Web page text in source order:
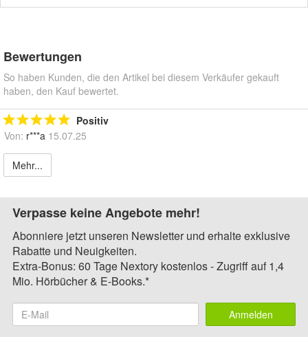
Bewertungen
So haben Kunden, die den Artikel bei diesem Verkäufer gekauft
haben, den Kauf bewertet.
Positiv
Von: r***a 15.07.25
Mehr...
Verpasse keine Angebote mehr!
Abonniere jetzt unseren Newsletter und erhalte exklusive
Rabatte und Neuigkeiten.
Extra-Bonus: 60 Tage Nextory kostenlos - Zugriff auf 1,4
Mio. Hörbücher & E-Books.*
Anmelden